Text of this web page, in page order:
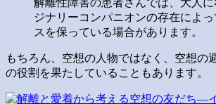
解離性障害の患者さんでは、大人
ジナリーコンパニオンの存在によ
スを保っている場合があります。
もちろん、空想の人物ではなく、空想の
の役割を果たしていることもあります。